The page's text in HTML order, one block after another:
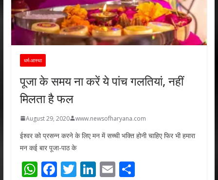
धर्म-आस्था
पूजा के समय ना करें ये पांच गलतियां, नहीं
मिलता है फल
August 29, 2020 www.newsofharyana.com
ईश्वर को प्रसन्न करने के लिए मन में सच्ची भक्ति होनी चाहिए फिर भी हमारा
मन कई बार पूजा-पाठ के
W F T Li E S